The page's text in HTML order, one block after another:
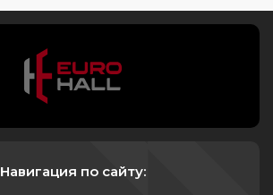
Навигация по сайту: